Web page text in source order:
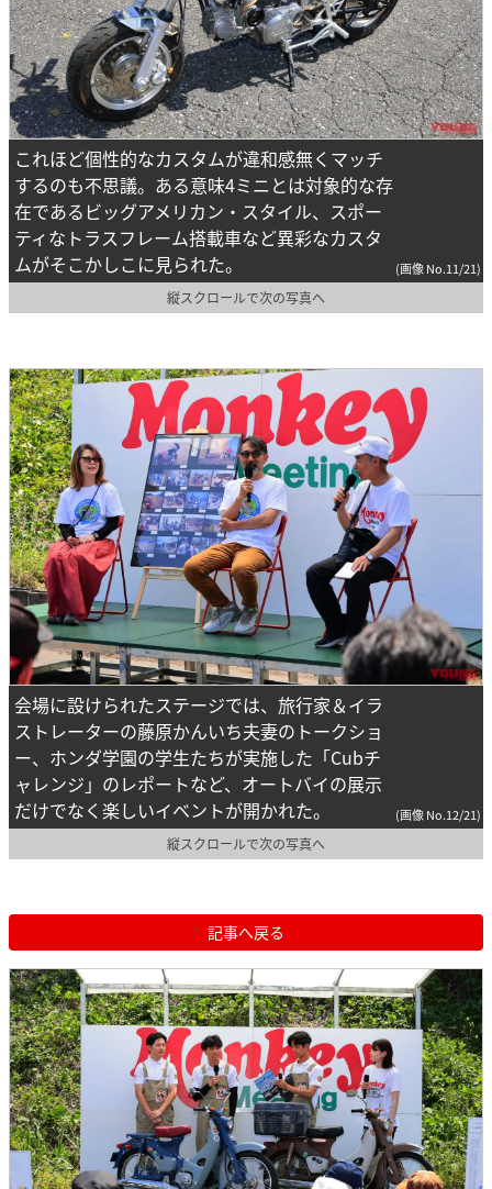
これほど個性的なカスタムが違和感無くマッチ
するのも不思議。ある意味4ミニとは対象的な存
在であるビッグアメリカン・スタイル、スポー
ティなトラスフレーム搭載車など異彩なカスタ
ムがそこかしこに見られた。
(画像 No.11/21)
縦スクロールで次の写真へ
会場に設けられたステージでは、旅行家＆イラ
ストレーターの藤原かんいち夫妻のトークショ
ー、ホンダ学園の学生たちが実施した「Cubチ
ャレンジ」のレポートなど、オートバイの展示
だけでなく楽しいイベントが開かれた。
(画像 No.12/21)
縦スクロールで次の写真へ
記事へ戻る